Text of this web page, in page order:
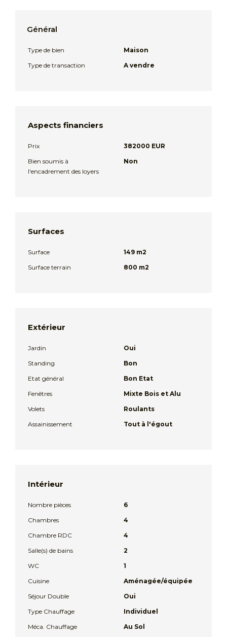
Général
Type de bien
Maison
Type de transaction
A vendre
Aspects financiers
Prix
382000 EUR
Bien soumis à
l'encadrement des loyers
Non
Surfaces
Surface
149 m2
Surface terrain
800 m2
Extérieur
Jardin
Oui
Standing
Bon
Etat général
Bon Etat
Fenêtres
Mixte Bois et Alu
Volets
Roulants
Assainissement
Tout à l'égout
Intérieur
Nombre pièces
6
Chambres
4
Chambre RDC
4
Salle(s) de bains
2
WC
1
Cuisine
Aménagée/équipée
Séjour Double
Oui
Type Chauffage
Individuel
Méca. Chauffage
Au Sol